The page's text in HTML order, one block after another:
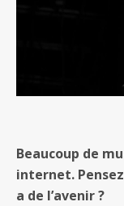
Beaucoup de
internet.
a de l’avenir ?